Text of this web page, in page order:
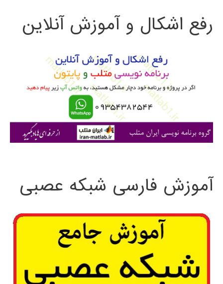
ج
ی
رفع اشکال و آموزش آنلاین
آموزش فارسی شبکه عصبی